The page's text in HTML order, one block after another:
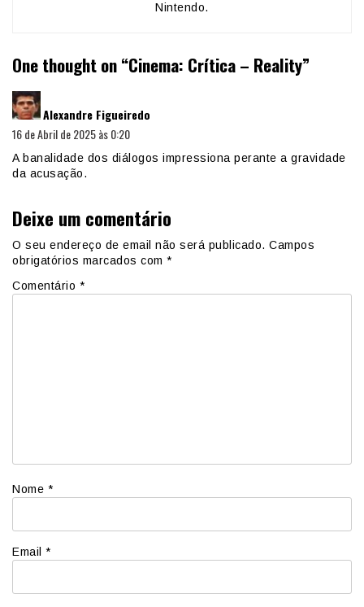
Nintendo.
One thought on “Cinema: Crítica – Reality”
Alexandre Figueiredo
16 de Abril de 2025 às 0:20
A banalidade dos diálogos impressiona perante a gravidade
da acusação.
Deixe um comentário
O seu endereço de email não será publicado. Campos
obrigatórios marcados com *
Comentário *
Nome *
Email *